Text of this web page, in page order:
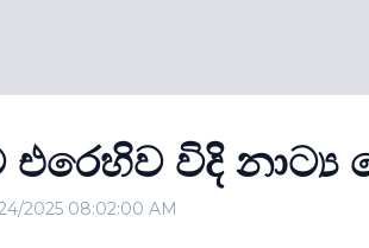
විදි නාට්‍ය
2025 08:02:00 AM